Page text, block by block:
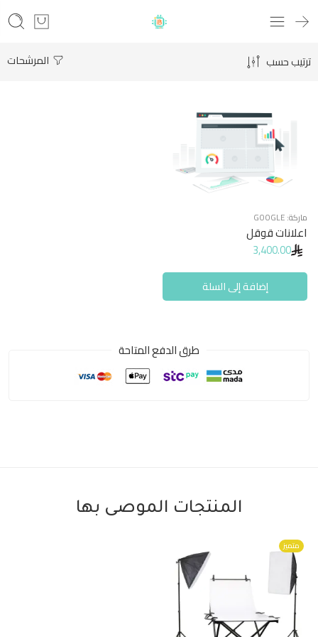
المرشحات ترتيب حسب
ماركة:GOOGLE
اعلانات قوقل
3,400.00
إضافة إلى السلة
طرق الدفع المتاحة
المنتجات الموصى بها
متميز